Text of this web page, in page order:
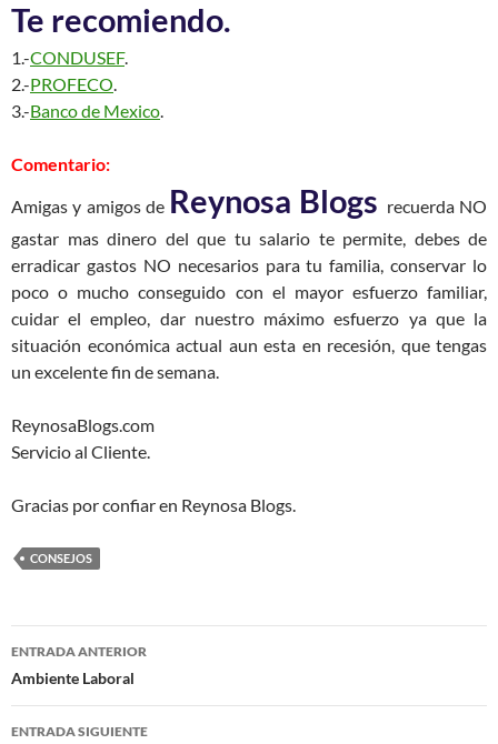
Te recomiendo.
1.-CONDUSEF.
2.-PROFECO.
3.-Banco de Mexico.
Comentario:
Amigas y amigos de Reynosa Blogs recuerda NO
gastar mas dinero del que tu salario te permite, debes de
erradicar gastos NO necesarios para tu familia, conservar lo
poco o mucho conseguido con el mayor esfuerzo familiar,
cuidar el empleo, dar nuestro máximo esfuerzo ya que la
situación económica actual aun esta en recesión, que tengas
un excelente fin de semana.
ReynosaBlogs.com
Servicio al Cliente.
Gracias por confiar en Reynosa Blogs.
CONSEJOS
Navegación
de
entradas
ENTRADA ANTERIOR
Ambiente Laboral
ENTRADA SIGUIENTE